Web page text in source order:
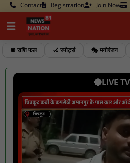
Contact Registration Join Now
☸️ राशि फल 🏑 स्पोर्ट्स 🎭 मनोरंजन
🔴LIVE TV